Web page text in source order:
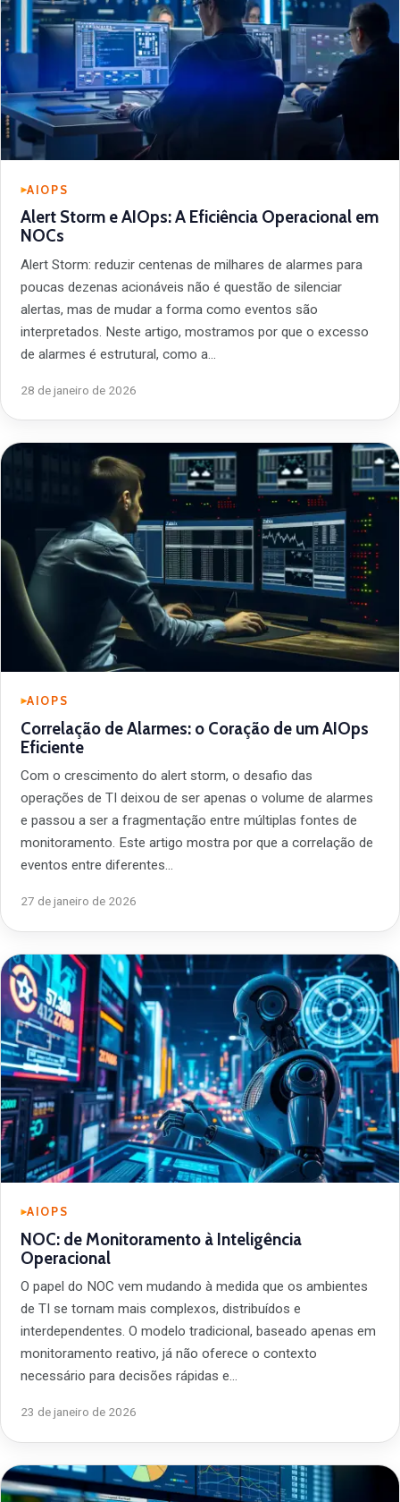
AIOPS
Alert Storm e AIOps: A Eficiência Operacional em
NOCs
Alert Storm: reduzir centenas de milhares de alarmes para
poucas dezenas acionáveis não é questão de silenciar
alertas, mas de mudar a forma como eventos são
interpretados. Neste artigo, mostramos por que o excesso
de alarmes é estrutural, como a…
28 de janeiro de 2026
AIOPS
Correlação de Alarmes: o Coração de um AIOps
Eficiente
Com o crescimento do alert storm, o desafio das
operações de TI deixou de ser apenas o volume de alarmes
e passou a ser a fragmentação entre múltiplas fontes de
monitoramento. Este artigo mostra por que a correlação de
eventos entre diferentes…
27 de janeiro de 2026
AIOPS
NOC: de Monitoramento à Inteligência
Operacional
O papel do NOC vem mudando à medida que os ambientes
de TI se tornam mais complexos, distribuídos e
interdependentes. O modelo tradicional, baseado apenas em
monitoramento reativo, já não oferece o contexto
necessário para decisões rápidas e…
23 de janeiro de 2026